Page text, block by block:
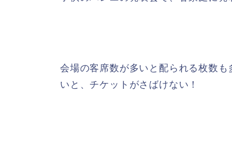
会場の客席数が多いと配られる枚数
いと、チケットがさばけない！